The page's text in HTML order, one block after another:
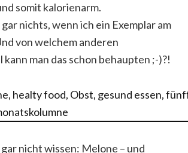
somit kalorienarm.
nichts, wenn ich ein Exemplar am
von welchem anderen
man das schon behaupten ;-)?!
gar nicht wissen: Melone – und